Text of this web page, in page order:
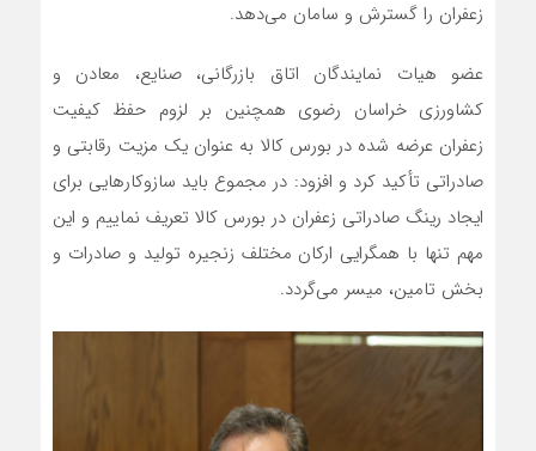
زعفران را گسترش و سامان می‌دهد.
عضو هیات نمایندگان اتاق بازرگانی، صنایع، معادن و
کشاورزی خراسان رضوی همچنین بر لزوم حفظ کیفیت
زعفران عرضه شده در بورس کالا به عنوان یک مزیت رقابتی و
صادراتی تأکید کرد و افزود: در مجموع باید سازوکارهایی برای
ایجاد رینگ صادراتی زعفران در بورس کالا تعریف نماییم و این
مهم تنها با همگرایی ارکان مختلف زنجیره تولید و صادرات و
بخش تامین، میسر می‌گردد.